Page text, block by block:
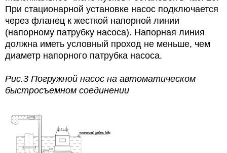
При стационарной установке насос подключается
через фланец к жесткой напорной линии
(напорному патрубку насоса). Напорная линия
должна иметь условный проход не меньше, чем
диаметр напорного патрубка насоса.
Рис.3 Погружной насос на автоматическом
быстросъемном соединении